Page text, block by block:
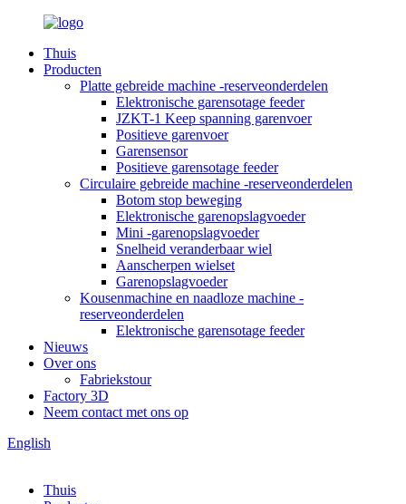
Thuis
Producten
Platte gebreide machine -reserveonderdelen
Elektronische garensotage feeder
JZKT-1 Keep spanning garenvoer
Positieve garenvoer
Garensensor
Positieve garensotage feeder
Circulaire gebreide machine -reserveonderdelen
Botom stop beweging
Elektronische garenopslagvoeder
Mini -garenopslagvoeder
Snelheid veranderbaar wiel
Aanscherpen wielset
Garenopslagvoeder
Kousenmachine en naadloze machine -
reserveonderdelen
Elektronische garensotage feeder
Nieuws
Over ons
Fabriekstour
Factory 3D
Neem contact met ons op
English
Thuis